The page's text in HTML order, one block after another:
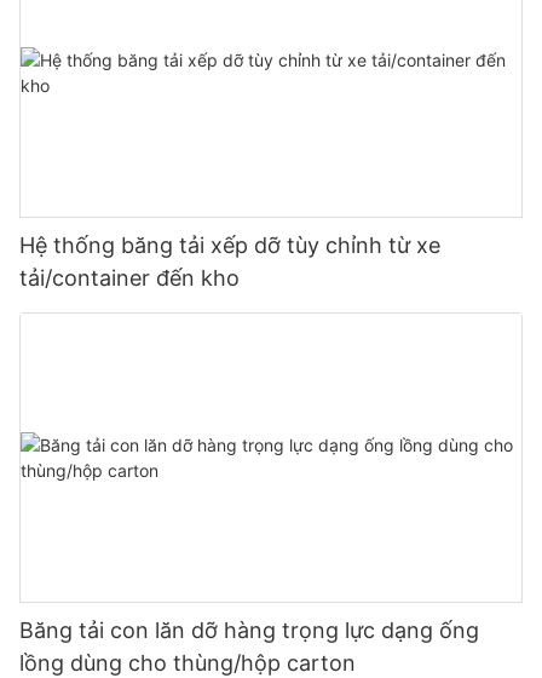
Hệ thống băng tải xếp dỡ tùy chỉnh từ xe
tải/container đến kho
Băng tải con lăn dỡ hàng trọng lực dạng ống
lồng dùng cho thùng/hộp carton